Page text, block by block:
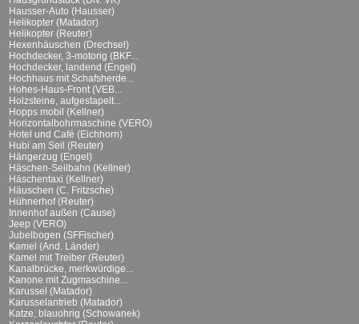
Hausser-Auto (Hausser)
Helikopter (Matador)
Helikopter (Reuter)
Hexenhäuschen (Drechsel)
Hochdecker, 3-motorig (BKF...
Hochdecker, landend (Engel)
Hochhaus mit Schafsherde...
Hohes-Haus-Front (VEB...
Holzsteine, aufgestapelt...
Hopps mobil (Kellner)
Horizontalbohrmaschine (VERO)
Hotel und Café (Eichhorn)
Hubi am Seil (Reuter)
Hängerzug (Engel)
Häschen-Seilbahn (Kellner)
Häschentaxi (Kellner)
Häuschen (C. Fritzsche)
Hühnerhof (Reuter)
Innenhof außen (Cause)
Jeep (VERO)
Jubelbogen (SFFischer)
Kamel (And. Länder)
Kamel mit Treiber (Reuter)
Kanalbrücke, merkwürdige...
Kanone mit Zugmaschine...
Karussel (Matador)
Karusselantrieb (Matador)
Katze, blauohrig (Schowanek)